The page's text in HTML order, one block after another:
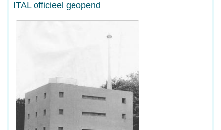
ITAL officieel geopend